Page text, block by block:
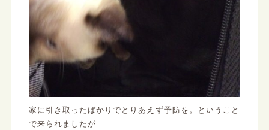
家に引き取ったばかりでとりあえず予防を。ということ
で来られましたが